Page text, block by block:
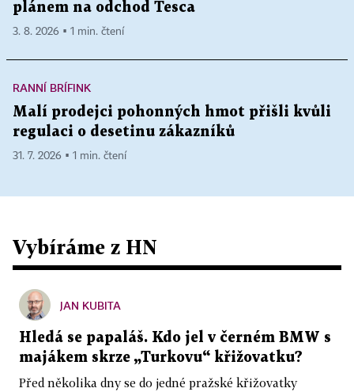
plánem na odchod Tesca
3. 8. 2026 ▪ 1 min. čtení
RANNÍ BRÍFINK
Malí prodejci pohonných hmot přišli kvůli
regulaci o desetinu zákazníků
31. 7. 2026 ▪ 1 min. čtení
Vybíráme z HN
JAN KUBITA
Hledá se papaláš. Kdo jel v černém BMW s
majákem skrze „Turkovu“ křižovatku?
Před několika dny se do jedné pražské křižovatky